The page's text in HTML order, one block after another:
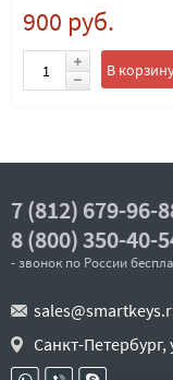
900 руб.
В
7 (812) 679-96-
8 (800) 350-40-
- звонок по России
Санкт-